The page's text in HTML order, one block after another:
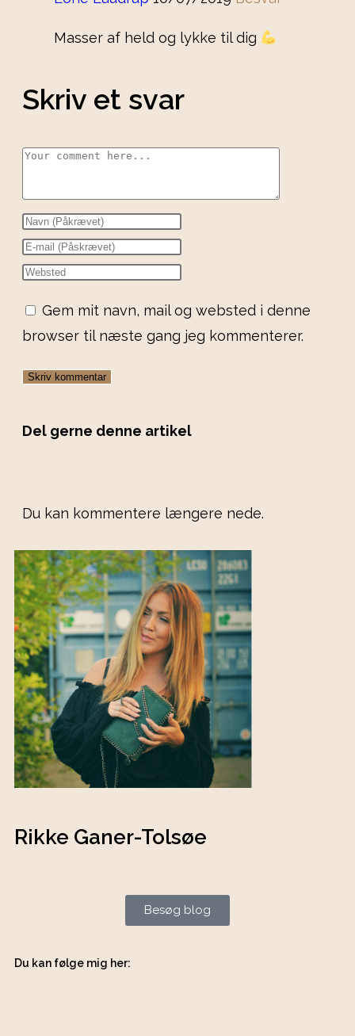
Masser af held og lykke til dig
Skriv et svar
Gem mit navn, mail og websted i denne
browser til næste gang jeg kommenterer.
Del gerne denne artikel
Du kan kommentere længere nede.
Rikke Ganer-Tolsøe
Besøg blog
Du kan følge mig her: